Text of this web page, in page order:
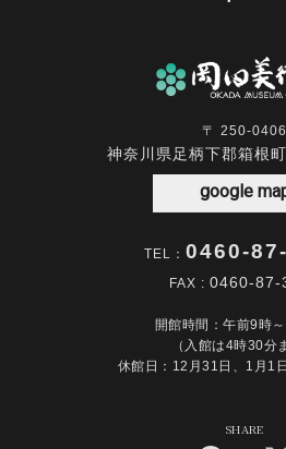
〒 250-0406
神奈川県足柄下郡箱根
google
TEL： 0460-
FAX : 0460-87-
開館時間：午前9時
（入館は4時30分
休館日：12月31日、1月1
SHARE